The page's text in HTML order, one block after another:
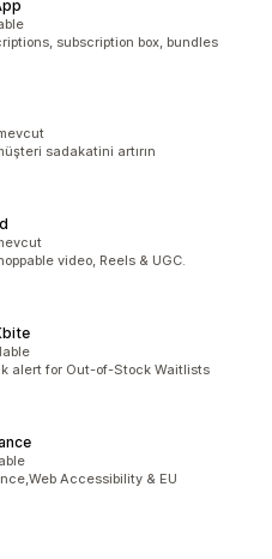
subscription box, bundles
sadakatini artırın
video, Reels & UGC.
alert for Out-of-Stock Waitlists
Accessibility & EU